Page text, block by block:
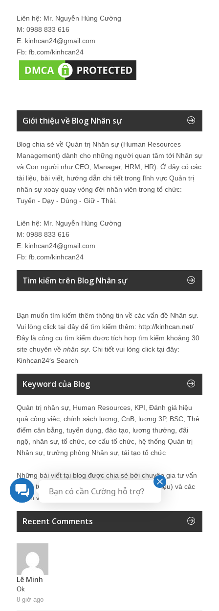
Liên hệ: Mr. Nguyễn Hùng Cường
M: 0988 833 616
E: kinhcan24@gmail.com
Fb: fb.com/kinhcan24
Giới thiệu về Blog Nhân sự
Blog chia sẻ về Quản trị Nhân sự (Human Resources
Management) dành cho những người quan tâm tới Nhân sự
và Con người như CEO, Manager, HRM, HR). Ở đây có các
tài liệu, bài viết, hướng dẫn chi tiết trong lĩnh vực Quản trị
nhân sự xoay quay vòng đời nhân viên trong tổ chức:
Tuyển - Dạy - Dùng - Giữ - Thải.
Liên hệ: Mr. Nguyễn Hùng Cường
M: 0988 833 616
E: kinhcan24@gmail.com
Fb: fb.com/kinhcan24
Tìm kiếm trên Blog Nhân sự
Bạn muốn tìm kiếm thêm thông tin về các vấn đề Nhân sự
Vui lòng click tại đây để tìm kiếm thêm: http://kinhcan.net/
Đây là công cụ tìm kiếm được tích hợp tìm kiếm khoảng 30
site chuyên về nhân sự. Chi tiết vui lòng click tại đây:
Kinhcan24′s Search
Keyword của Blog
Quản trị nhân sự, Human Resources, KPI, Đánh giá hiệu
quả công việc, chính sách lương, CnB, lương 3P, BSC, Thẻ
điểm cân bằng, tuyển dụng, đào tạo, lương thưởng, đãi
ngộ, nhân sự, tổ chức, cơ cấu tổ chức, hệ thống Quản trị
Nhân sự, trưởng phòng Nhân sự, tái tạo tổ chức
Những bài viết tại blog được chia sẻ bởi chuyên gia tư vấn
Quản trị Nhân sự Nguyễn Hùng Cường (
giới thiệu) và các
thành viên khác trong cộng đồng Nhân sự.
Recent Comments
Lê Minh
Ok
8 giờ ago
Bạn có cần Cường hỗ trợ?